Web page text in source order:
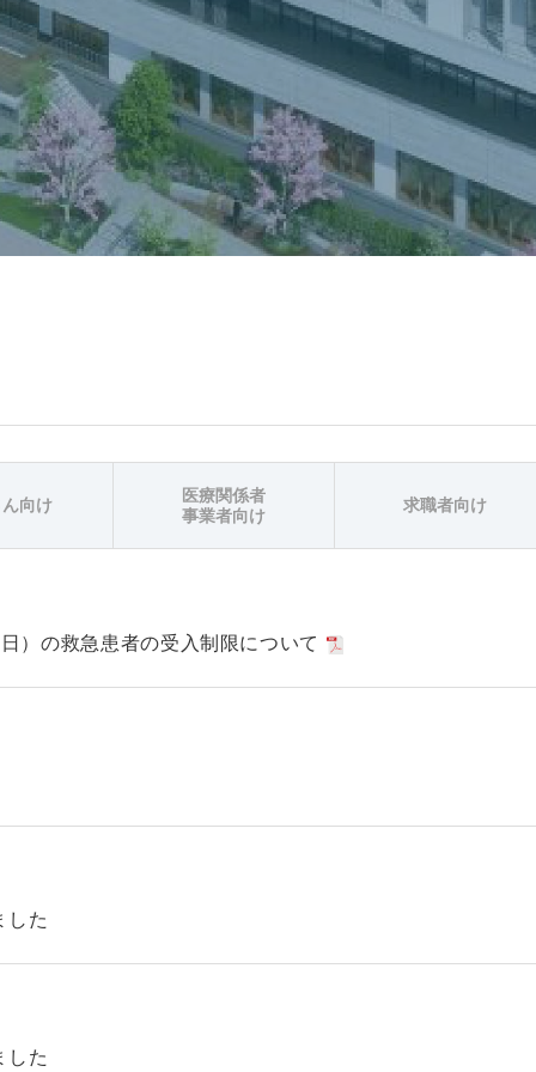
向け
医療関係者
事業者向け
求職者向け
）の救急患者の受入制限について
した
した